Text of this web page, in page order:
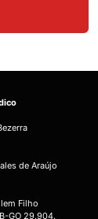
de Araújo
Filho
GO 29.904.